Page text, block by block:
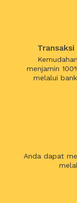
menjamin
melalui
Anda dapat